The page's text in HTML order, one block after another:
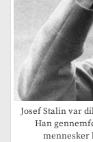
Josef Stalin var
Han
mennesker